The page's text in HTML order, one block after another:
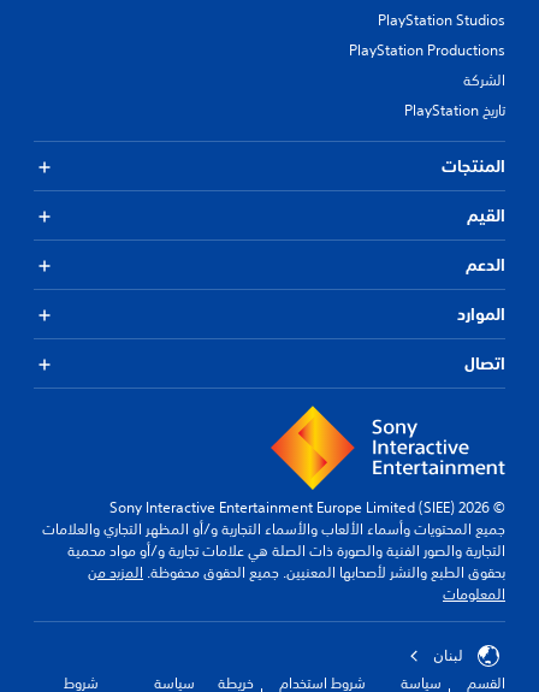
PlayStation Studios
PlayStation Productions
الشركة
تاريخ PlayStation
المنتجات
القيم
الدعم
الموارد
اتصال
© 2026 Sony Interactive Entertainment Europe Limited (SIEE)
جميع المحتويات وأسماء الألعاب والأسماء التجارية و/أو المظهر التجاري والعلامات
التجارية والصور الفنية والصورة ذات الصلة هي علامات تجارية و/أو مواد محمية
بحقوق الطبع والنشر لأصحابها المعنيين. جميع الحقوق محفوظة. المزيد من
المعلومات
لبنان
القسم سياسة شروط استخدام خريطة سياسة شروط